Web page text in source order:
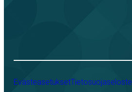
EvästeasetuksetTietosuojaseloste